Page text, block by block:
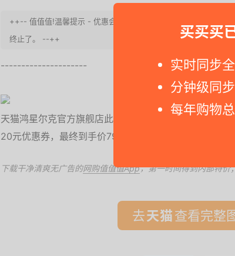
买买买
实时同步
分钟级同
每年购物
++-- 值值值!温馨提示 - 优惠会失效，请速度动手买。要是您点击
终止了。 --++
---------------------
天猫鸿星尔克官方旗舰店此款正在促销，参加百亿补贴
20元优惠券，最终到手价79元/件，喜欢可入。
下载干净清爽无广告的网购值值值App，第一时间得到内部特价
去 查看完整